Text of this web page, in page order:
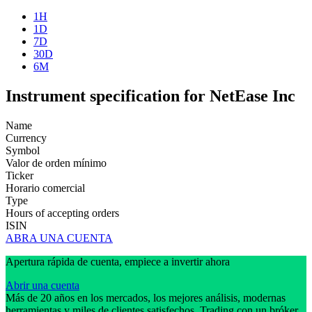
1H
1D
7D
30D
6M
Instrument specification for NetEase Inc
Name
Currency
Symbol
Valor de orden mínimo
Ticker
Horario comercial
Type
Hours of accepting orders
ISIN
ABRA UNA CUENTA
Apertura rápida de cuenta, empiece a invertir ahora
Abrir una cuenta
Más de 20 años en los mercados, los mejores análisis, modernas